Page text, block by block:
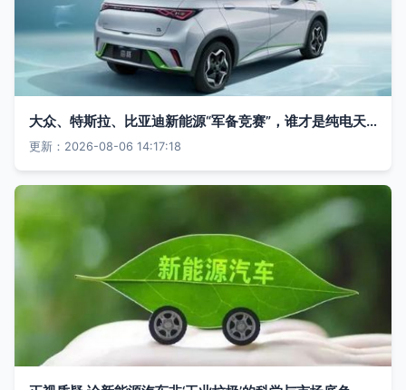
大众、特斯拉、比亚迪新能源“军备竞赛”，谁才是纯电天花板？
更新：2026-08-06 14:17:18